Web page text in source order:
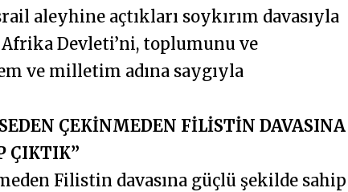
aleyhine açtıkları soykırım davasıyla
Devleti’ni, toplumunu ve
ve milletim adına saygıyla
ÇEKİNMEDEN FİLİSTİN DAVASINA
ÇIKTIK”
Filistin davasına güçlü şekilde sahip